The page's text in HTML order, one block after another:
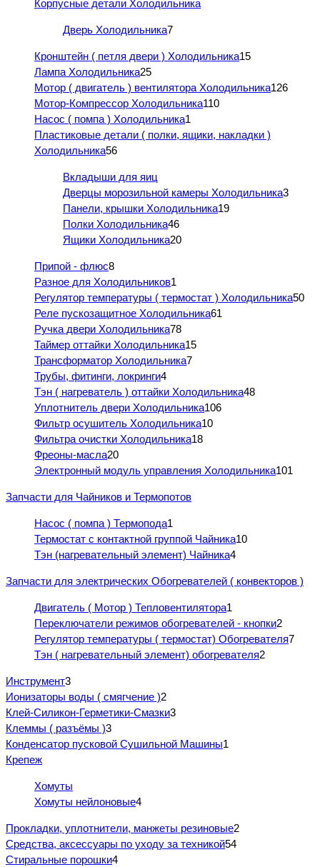
Корпусные детали Холодильника
Дверь Холодильника7
Кронштейн ( петля двери ) Холодильника15
Лампа Холодильника25
Мотор ( двигатель ) вентилятора Холодильника126
Мотор-Компрессор Холодильника110
Насос ( помпа ) Холодильника1
Пластиковые детали ( полки, ящики, накладки )
Холодильника56
Вкладыши для яиц
Дверцы морозильной камеры Холодильника3
Панели, крышки Холодильника19
Полки Холодильника46
Ящики Холодильника20
Припой - флюс8
Разное для Холодильников1
Регулятор температуры ( термостат ) Холодильника50
Реле пускозащитное Холодильника61
Ручка двери Холодильника78
Таймер оттайки Холодильника15
Трансформатор Холодильника7
Трубы, фитинги, локринги4
Тэн ( нагреватель ) оттайки Холодильника48
Уплотнитель двери Холодильника106
Фильтр осушитель Холодильника10
Фильтра очистки Холодильника18
Фреоны-масла20
Электронный модуль управления Холодильника101
Запчасти для Чайников и Термопотов
Насос ( помпа ) Термопода1
Термостат с контактной группой Чайника10
Тэн (нагревательный элемент) Чайника4
Запчасти для электрических Обогревателей ( конвекторов )
Двигатель ( Мотор ) Тепловентилятора1
Переключатели режимов обогревателей - кнопки2
Регулятор температуры ( термостат) Обогревателя7
Тэн ( нагревательный элемент) обогревателя2
Инструмент3
Ионизаторы воды ( смягчение )2
Клей-Силикон-Герметики-Смазки3
Клеммы ( разъёмы )3
Конденсатор пусковой Сушильной Машины1
Крепеж
Хомуты
Хомуты нейлоновые4
Прокладки, уплотнители, манжеты резиновые2
Средства, аксессуары по уходу за техникой54
Стиральные порошки4